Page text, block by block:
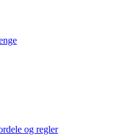
og regler